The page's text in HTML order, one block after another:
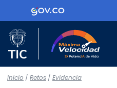
Logo
Logo del Ministerio TIC
Inicio / Retos / Evidencia